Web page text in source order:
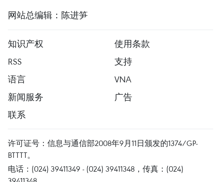
网站总编辑：陈进笋
知识产权
使用条款
RSS
支持
语言
VNA
新闻服务
广告
联系
许可证号：信息与通信部2008年9月11日颁发的1374/GP-
BTTTT。
电话：(024) 39411349 - (024) 39411348，传真：(024)